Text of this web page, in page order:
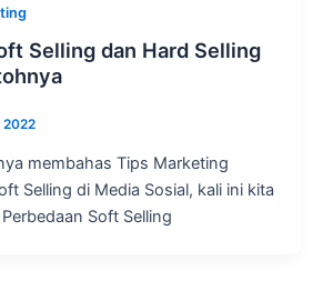
Selling dan Hard Selling
2022
membahas Tips Marketing
Selling di Media Sosial, kali ini kita
Soft Selling